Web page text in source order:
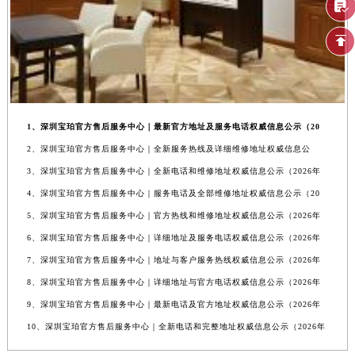
1、深圳宝珀官方售后服务中心｜最新官方地址及服务电话权威信息公示（20
2、深圳宝珀官方售后服务中心｜全新服务热线及详细维修地址权威信息公
3、深圳宝珀官方售后服务中心｜全新电话和维修地址权威信息公示（2026年
4、深圳宝珀官方售后服务中心｜服务电话及全部维修地址权威信息公示（20
5、深圳宝珀官方售后服务中心｜官方热线和维修地址权威信息公示（2026年
6、深圳宝珀官方售后服务中心｜详细地址及服务电话权威信息公示（2026年
7、深圳宝珀官方售后服务中心｜地址与客户服务热线权威信息公示（2026年
8、深圳宝珀官方售后服务中心｜详细地址与官方电话权威信息公示（2026年
9、深圳宝珀官方售后服务中心｜最新电话及官方地址权威信息公示（2026年
10、深圳宝珀官方售后服务中心｜全新电话和完整地址权威信息公示（2026年